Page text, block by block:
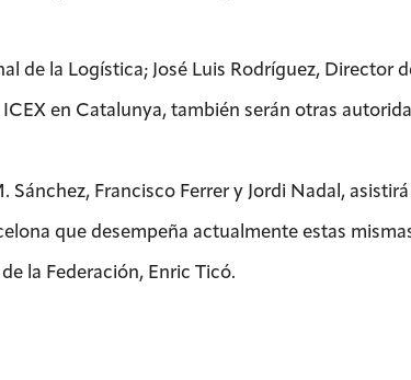
de la Logística; José Luis Rodríguez, Director
en Catalunya, también serán otras
Sánchez, Francisco Ferrer y Jordi Nadal,
que desempeña actualmente estas
la Federación, Enric Ticó.